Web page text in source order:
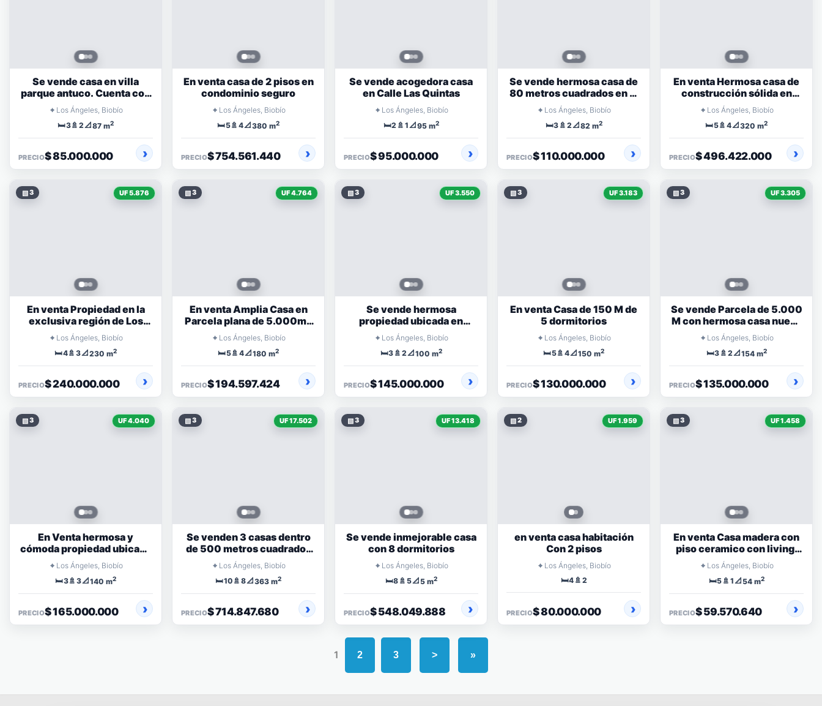
Se vende casa en villa
parque antuco. Cuenta con
3D y 2B
⌖ Los Ángeles, Biobío
🛏️3🚿 2📐87 m2
PRECIO$ 85.000.000
En venta casa de 2 pisos en
condominio seguro
⌖ Los Ángeles, Biobío
🛏️5🚿 4📐380 m2
PRECIO$ 754.561.440
Se vende acogedora casa
en Calle Las Quintas
⌖ Los Ángeles, Biobío
🛏️2 🚿 1📐95 m2
PRECIO$ 95.000.000
Se vende hermosa casa de
80 metros cuadrados en el
sector Pata de Gallina
⌖ Los Ángeles, Biobío
🛏️3 🚿 2📐82 m2
PRECIO$ 110.000.000
En venta Hermosa casa de
construcción sólida en
Condominio Haras la
Montaña
⌖ Los Ángeles, Biobío
🛏️5🚿 4📐320 m2
PRECIO$ 496.422.000
▧3 UF 5.876
En venta Propiedad en la
exclusiva región de Los
Ángeles
⌖ Los Ángeles, Biobío
🛏️4🚿 3📐230 m2
PRECIO$ 240.000.000
▧3 UF 4.764
En venta Amplia Casa en
Parcela plana de 5.000m2
en Country Santa Eliana
⌖ Los Ángeles, Biobío
🛏️5🚿 4📐180 m2
PRECIO$ 194.597.424
▧3 UF 3.550
Se vende hermosa
propiedad ubicada en
tranquilo condominio
⌖ Los Ángeles, Biobío
🛏️3 🚿 2📐100 m2
PRECIO$ 145.000.000
▧3 UF 3.183
En venta Casa de 150 M de
5 dormitorios
⌖ Los Ángeles, Biobío
🛏️5🚿 4📐150 m2
PRECIO$ 130.000.000
▧3 UF 3.305
Se vende Parcela de 5.000
M con hermosa casa nueva
de 101 M
⌖ Los Ángeles, Biobío
🛏️3 🚿 2📐154 m2
PRECIO$ 135.000.000
▧3 UF 4.040
En Venta hermosa y
cómoda propiedad ubicada
en barrio consolidado
⌖ Los Ángeles, Biobío
🛏️3🚿 3📐140 m2
PRECIO$ 165.000.000
▧3 UF 17.502
Se venden 3 casas dentro
de 500 metros cuadrados
de terreno
⌖ Los Ángeles, Biobío
🛏️10 🚿 8📐363 m2
PRECIO$ 714.847.680
▧3 UF 13.418
Se vende inmejorable casa
con 8 dormitorios
⌖ Los Ángeles, Biobío
🛏️8 🚿 5📐5 m2
PRECIO$ 548.049.888
▧2 UF 1.959
en venta casa habitación
Con 2 pisos
⌖ Los Ángeles, Biobío
🛏️4 🚿 2
PRECIO$ 80.000.000
▧3 UF 1.458
En venta Casa madera con
piso ceramico con living,
comedor, cocina
⌖ Los Ángeles, Biobío
🛏️5 🚿 1📐54 m2
PRECIO$ 59.570.640
1 2 3 > »